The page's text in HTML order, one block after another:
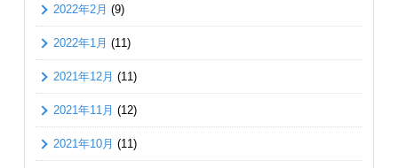
2022年2月 (9)
2022年1月 (11)
2021年12月 (11)
2021年11月 (12)
2021年10月 (11)